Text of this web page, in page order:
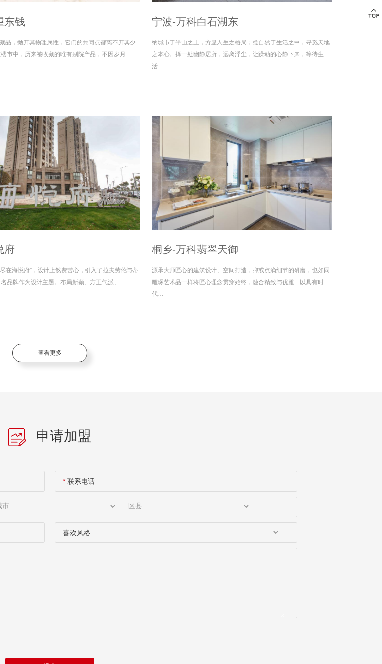
东钱
品，抛开其物理属性，它们的共同点都离不开其少
市中，历来被收藏的唯有别院产品，不因岁月…
宁波-万科白石湖东
纳城市于半山之上，方显人生之格局；揽自然于生活之中，寻觅天地
之本心。择一处幽静居所，远离浮尘，让躁动的心静下来，等待生
活…
府
在海悦府”，设计上煞费苦心，引入了拉夫劳伦与蒂
品牌作为设计主题。布局新颖、方正气派、…
桐乡-万科翡翠天御
源承大师匠心的建筑设计、空间打造，抑或点滴细节的研磨，也如同
雕琢艺术品一样将匠心理念贯穿始终，融合精致与优雅，以具有时
代…
查看更多
申请加盟
* 联系电话
喜欢风格